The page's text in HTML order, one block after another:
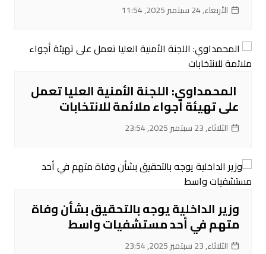
الأربعاء, 24 سبتمبر 2025, 11:54
‌ المحمداوي: اللجنة الأمنية العليا تعمل
على تهيئة أجواء ملائمة للانتخابات
الثلاثاء, 23 سبتمبر 2025, 23:54
‌وزير الداخلية يوجه بالتحقيق بشأن وفاة
متهم في أحد مستشفيات واسط
الثلاثاء, 23 سبتمبر 2025, 23:54